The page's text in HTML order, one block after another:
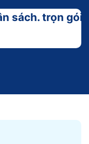
sách. trọn gói